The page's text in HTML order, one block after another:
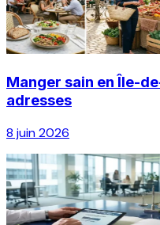
Manger sain en Île-
adresses
8 juin 2026